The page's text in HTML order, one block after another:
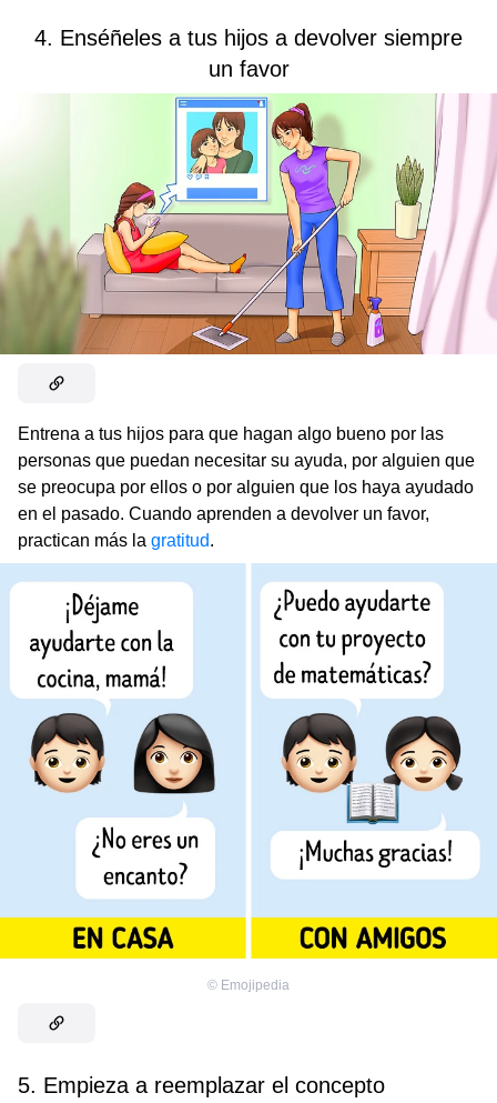
4. Enséñeles a tus hijos a devolver siempre
un favor
Entrena a tus hijos para que hagan algo bueno por las
personas que puedan necesitar su ayuda, por alguien que
se preocupa por ellos o por alguien que los haya ayudado
en el pasado. Cuando aprenden a devolver un favor,
practican más la gratitud.
© Emojipedia
5. Empieza a reemplazar el concepto